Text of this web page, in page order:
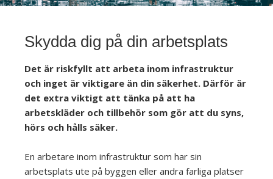
Skydda dig på din arbetsplats
Det är riskfyllt att arbeta inom infrastruktur
och inget är viktigare än din säkerhet. Därför är
det extra viktigt att tänka på att ha
arbetskläder och tillbehör som gör att du syns,
hörs och hålls säker.
En arbetare inom infrastruktur som har sin
arbetsplats ute på byggen eller andra farliga platser